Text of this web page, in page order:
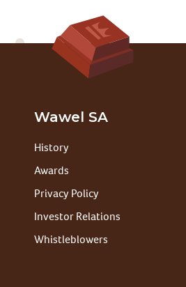
Wawel SA
History
Awards
Privacy Policy
Investor Relations
Whistleblowers